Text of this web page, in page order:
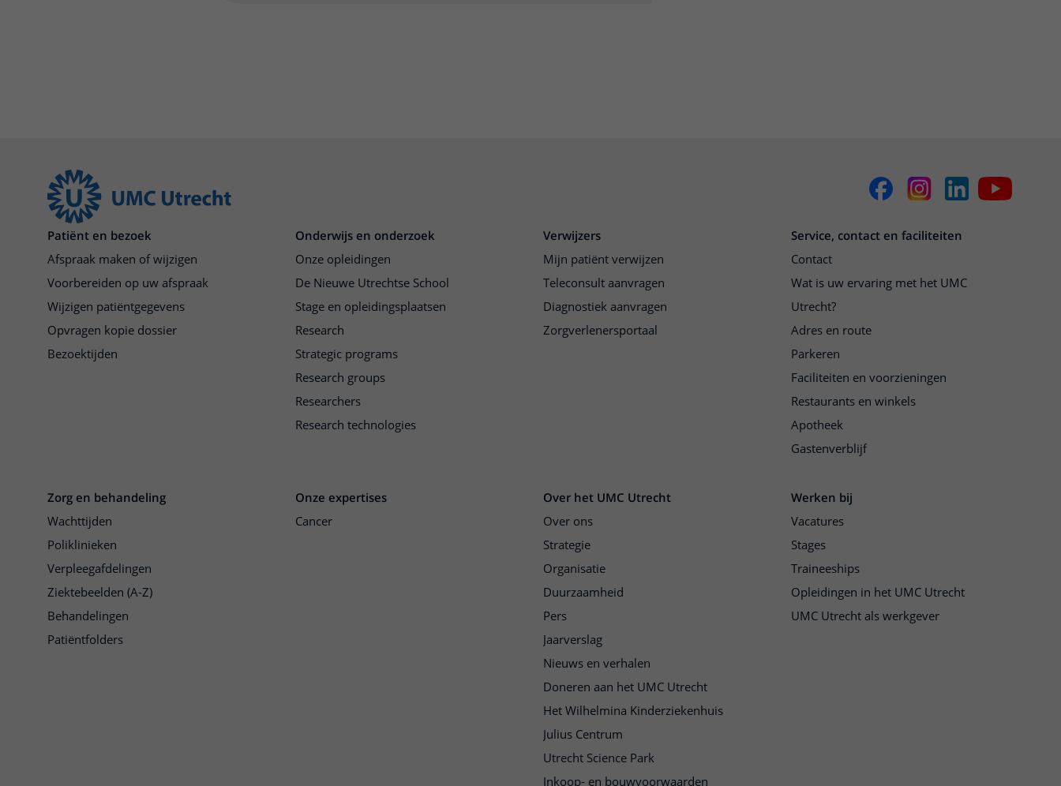
Patiënt en bezoek
Afspraak maken of wijzigen
Voorbereiden op uw afspraak
Wijzigen patiëntgegevens
Opvragen kopie dossier
Bezoektijden
Onderwijs en onderzoek
Onze opleidingen
De Nieuwe Utrechtse School
Stage en opleidingsplaatsen
Research
Strategic programs
Research groups
Researchers
Research technologies
Verwijzers
Mijn patiënt verwijzen
Teleconsult aanvragen
Diagnostiek aanvragen
Zorgverlenersportaal
Service, contact en faciliteiten
Contact
Wat is uw ervaring met het UMC
Utrecht?
Adres en route
Parkeren
Faciliteiten en voorzieningen
Restaurants en winkels
Apotheek
Gastenverblijf
Zorg en behandeling
Wachttijden
Poliklinieken
Verpleegafdelingen
Ziektebeelden (A-Z)
Behandelingen
Patiëntfolders
Onze expertises
Cancer
Over het UMC Utrecht
Over ons
Strategie
Organisatie
Duurzaamheid
Pers
Jaarverslag
Nieuws en verhalen
Doneren aan het UMC Utrecht
Het Wilhelmina Kinderziekenhuis
Julius Centrum
Utrecht Science Park
Inkoop- en bouwvoorwaarden
Werken bij
Vacatures
Stages
Traineeships
Opleidingen in het UMC Utrecht
UMC Utrecht als werkgever